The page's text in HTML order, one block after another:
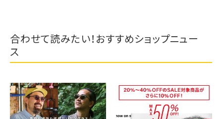
合わせて読みたい！おすすめショップニュー
ス